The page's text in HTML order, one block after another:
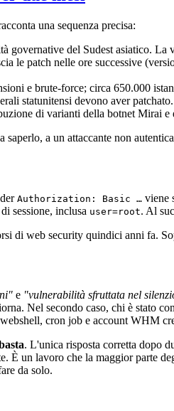
una sequenza precisa:
governative del Sudest asiatico.
le patch nelle ore successive
e brute-force; circa 650.000
statunitensi devono aver
di varianti della botnet
saperlo, a un attaccante non
Authorization: Basic … viene
sessione, inclusa user=root. Al
di web security quindici anni fa.
e "vulnerabilità sfruttata nel
Nel secondo caso, chi è stato
cron job e account WHM
. L'unica risposta corretta dopo
È un lavoro che la maggior parte
da solo.